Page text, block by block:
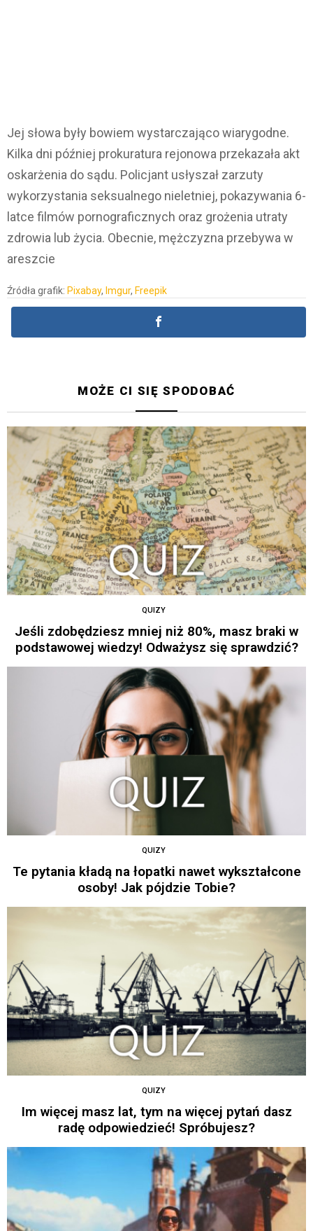
Jej słowa były bowiem wystarczająco wiarygodne.
Kilka dni później prokuratura rejonowa przekazała akt
oskarżenia do sądu. Policjant usłyszał zarzuty
wykorzystania seksualnego nieletniej, pokazywania 6-
latce filmów pornograficznych oraz grożenia utraty
zdrowia lub życia. Obecnie, mężczyzna przebywa w
areszcie
Źródła grafik: Pixabay, Imgur, Freepik
MOŻE CI SIĘ SPODOBAĆ
QUIZY
Jeśli zdobędziesz mniej niż 80%, masz braki w
podstawowej wiedzy! Odważysz się sprawdzić?
QUIZY
Te pytania kładą na łopatki nawet wykształcone
osoby! Jak pójdzie Tobie?
QUIZY
Im więcej masz lat, tym na więcej pytań dasz
radę odpowiedzieć! Spróbujesz?